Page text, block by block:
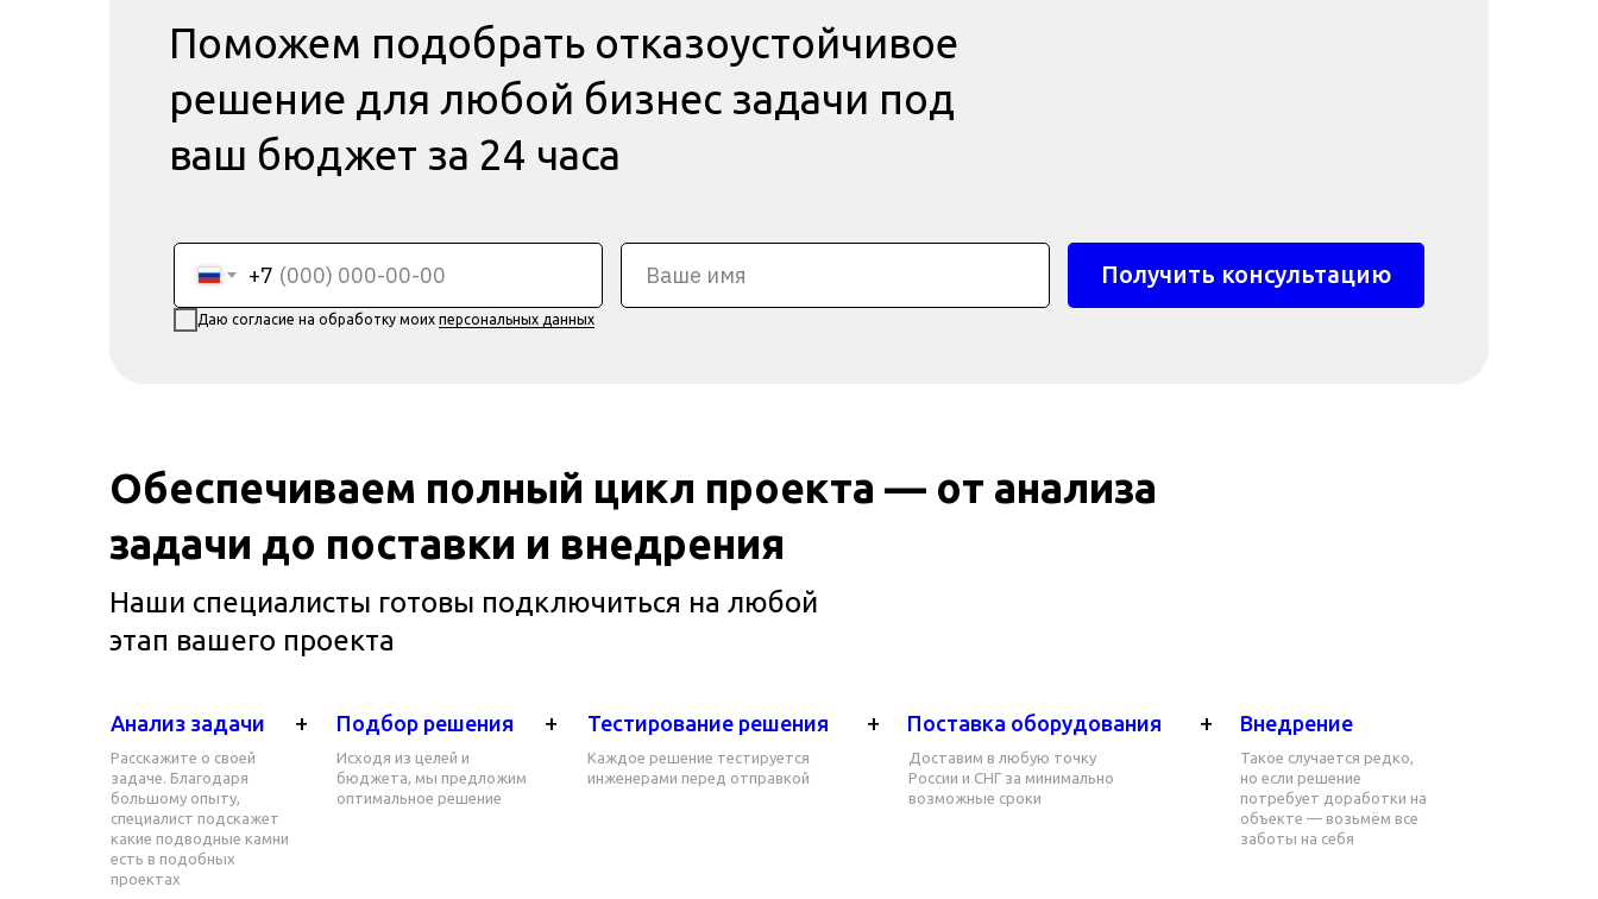
Поможем подобрать отказоустойчивое
решение для любой бизнес задачи под
ваш бюджет за 24 часа
+7
Даю согласие на обработку моих персональных данных
Получить консультацию
Обеспечиваем полный цикл проекта — от анализа
задачи до поставки и внедрения
Наши специалисты готовы подключиться на любой
этап вашего проекта
Анализ задачи Подбор решения Тестирование решения Поставка оборудования Внедрение
Расскажите о своей
задаче. Благодаря
большому опыту,
специалист подскажет
какие подводные камни
есть в подобных
проектах
Исходя из целей и
бюджета, мы предложим
оптимальное решение
Каждое решение тестируется
инженерами перед отправкой
Доставим в любую точку
России и СНГ за минимально
возможные сроки
Такое случается редко,
но если решение
потребует доработки на
объекте — возьмём все
заботы на себя
+ + + +